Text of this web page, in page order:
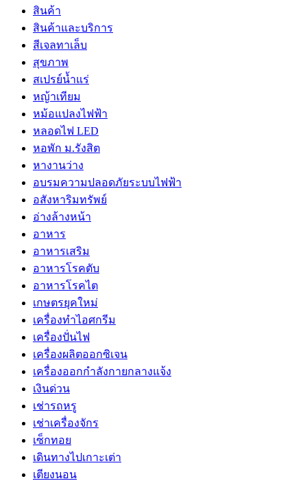
สินค้า
สินค้าและบริการ
สีเจลทาเล็บ
สุขภาพ
สเปรย์น้ำแร่
หญ้าเทียม
หม้อแปลงไฟฟ้า
หลอดไฟ LED
หอพัก ม.รังสิต
หางานว่าง
อบรมความปลอดภัยระบบไฟฟ้า
อสังหาริมทรัพย์
อ่างล้างหน้า
อาหาร
อาหารเสริม
อาหารโรคตับ
อาหารโรคไต
เกษตรยุคใหม่
เครื่องทำไอศกรีม
เครื่องปั่นไฟ
เครื่องผลิตออกซิเจน
เครื่องออกกำลังกายกลางแจ้ง
เงินด่วน
เช่ารถหรู
เช่าเครื่องจักร
เซ็กทอย
เดินทางไปเกาะเต่า
เตียงนอน